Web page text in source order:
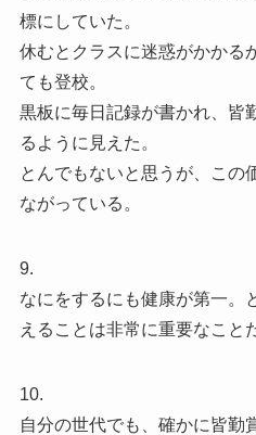
標にしていた。
休むとクラスに迷惑がかかる
ても登校。
黒板に毎日記録が書かれ、皆
るように見えた。
とんでもないと思うが、この
ながっている。
9.
なにをするにも健康が第一。
えることは非常に重要なこと
10.
自分の世代でも、確かに皆勤